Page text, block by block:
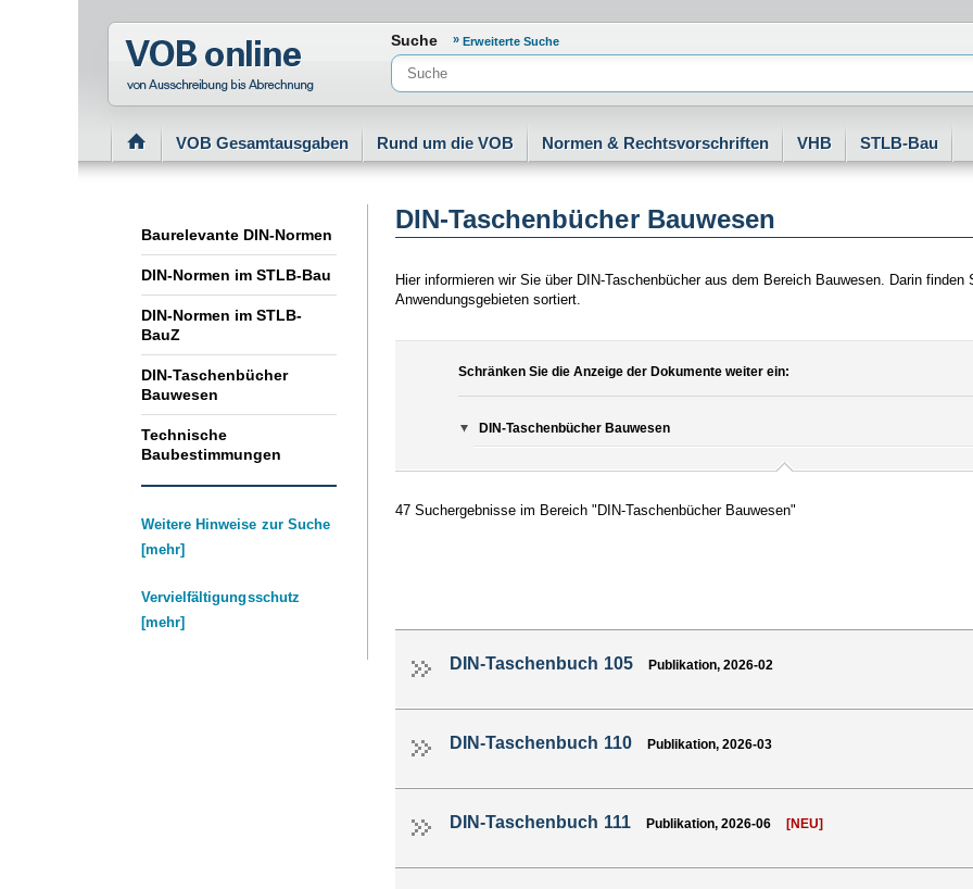
Normenportal Barrierefreiheit
Suche Erweiterte Suche
VOB Gesamtausgaben Rund um die VOB Normen & Rechtsvorschriften VHB STLB-Bau
Baurelevante DIN-Normen
DIN-Normen im STLB-Bau
DIN-Normen im STLB-
BauZ
DIN-Taschenbücher
Bauwesen
Technische
Baubestimmungen
Weitere Hinweise zur Suche
[mehr]
Vervielfältigungsschutz
[mehr]
DIN-Taschenbücher Bauwesen
Hier informieren wir Sie über DIN-Taschenbücher aus dem Bereich Bauwesen. Darin
Anwendungsgebieten sortiert.
Schränken Sie die Anzeige der Dokumente weiter ein:
DIN-Taschenbücher Bauwesen
47 Suchergebnisse im Bereich "DIN-Taschenbücher Bauwesen"
DIN-Taschenbuch 105 Publikation, 2026-02
DIN-Taschenbuch 110 Publikation, 2026-03
DIN-Taschenbuch 111 Publikation, 2026-06 [NEU]